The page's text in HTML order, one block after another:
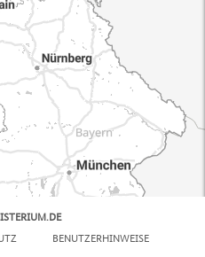
BENUTZERHINWEISE